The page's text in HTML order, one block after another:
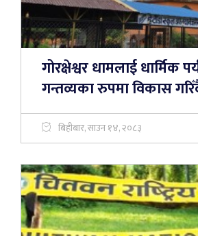
गोरक्षेश्वर धामलाई धार्मिक
गन्तव्यका रुपमा विकास
बिहीबार, साउन १४, २०८३